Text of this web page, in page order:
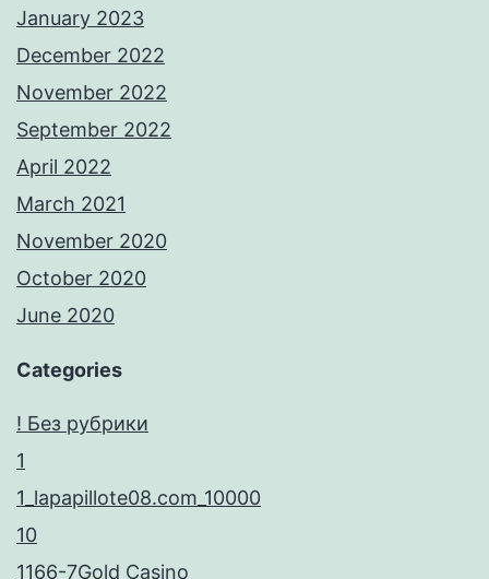
January 2023
December 2022
November 2022
September 2022
April 2022
March 2021
November 2020
October 2020
June 2020
Categories
! Без рубрики
1
1_lapapillote08.com_10000
10
1166-7Gold Casino